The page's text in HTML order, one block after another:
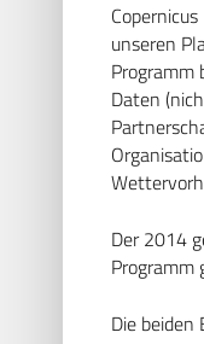
unseren
Daten
Der 2014
Programm
Die